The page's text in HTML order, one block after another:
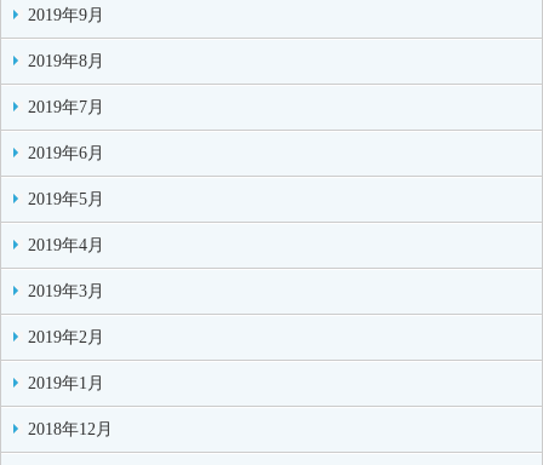
2019年9月
2019年8月
2019年7月
2019年6月
2019年5月
2019年4月
2019年3月
2019年2月
2019年1月
2018年12月